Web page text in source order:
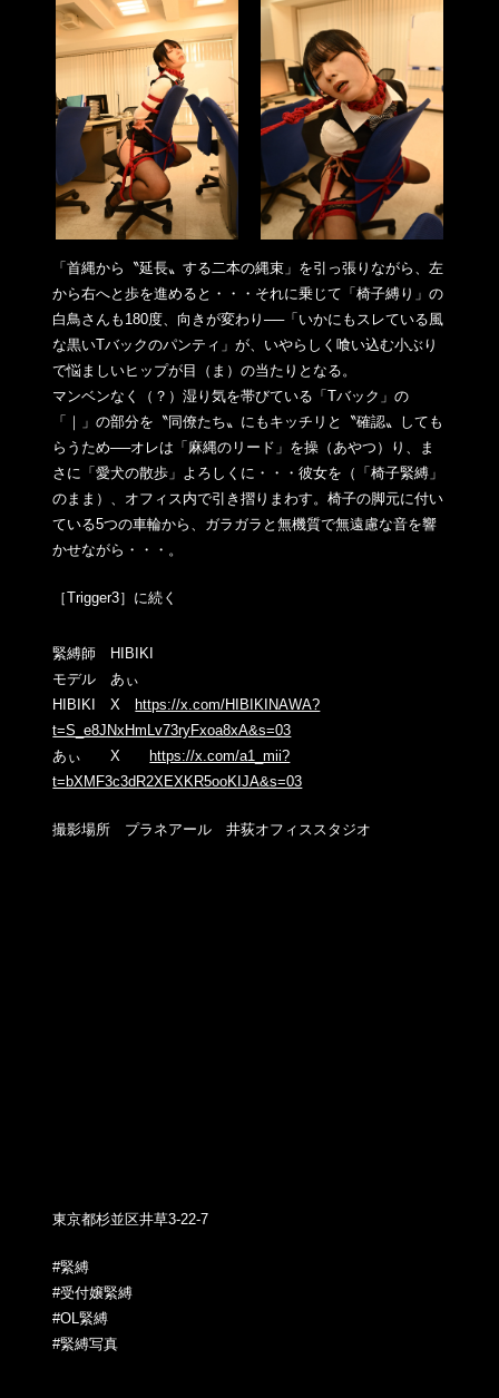
「首縄から〝延長〟する二本の縄束」を引っ張りながら、左
から右へと歩を進めると・・・それに乗じて「椅子縛り」の
白鳥さんも180度、向きが変わり──「いかにもスレている風
な黒いTバックのパンティ」が、いやらしく喰い込む小ぶり
で悩ましいヒップが目
（ま）の当たりとなる。
マンベンなく（？）湿り気を帯びている「Tバック」の
「｜」の部分を〝同僚たち〟にもキッチリと〝確認〟しても
らうため──オレは「麻縄のリード」を操（あやつ）り、ま
さに「愛犬の散歩」よろ しくに・・・彼女を（「椅子緊縛」
のまま）、オフィス内で引き摺りまわす。椅子の脚元に付い
ている5つの車輪から、ガラガラと無機質で無遠慮な音を響
かせながら・・・。
［Trigger3］に続く
緊縛師 HIBIKI
モデル あぃ
HIBIKI X
https://x.com/HIBIKINAWA?
t=S_e8JNxHmLv73ryFxoa8xA&s=03
あぃ X
https://x.com/a1_mii?
t=bXMF3c3dR2XEXKR5ooKIJA&s=03
撮影場所 プラネアール 井荻オフィススタジオ
東京都杉並区井草3-22-7
#緊縛
#受付嬢緊縛
#OL緊縛
#緊縛写真